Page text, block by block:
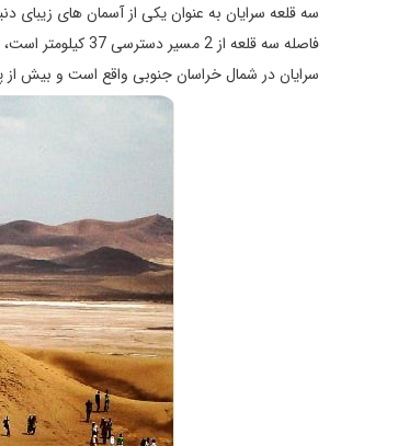
سه قلعه سرايان به عنوان يكی از آسمان های زيبای
فاصله سه قلعه
سرايان در شمال خراسان جنوبی واقع است و بيش از